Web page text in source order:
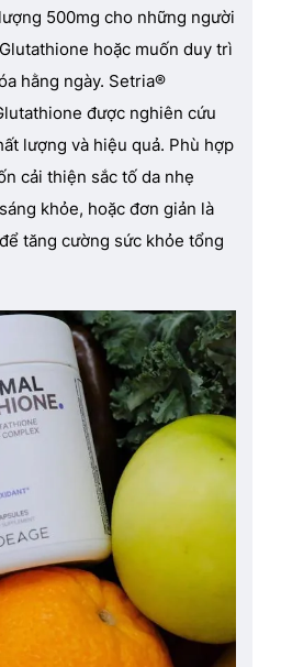
500mg cho những người
hoặc muốn duy trì
hằng ngày. Setria®
được nghiên cứu
lượng và hiệu quả. Phù hợp
cải thiện sắc tố da nhẹ
khỏe, hoặc đơn giản là
tăng cường sức khỏe tổng